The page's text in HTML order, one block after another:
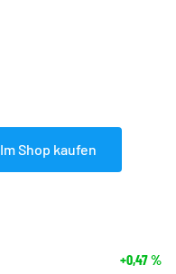
Im Shop kaufen
+0,47%